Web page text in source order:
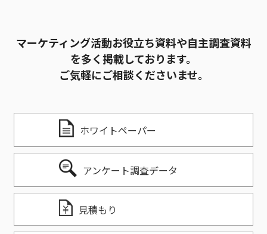
マーケティング活動お役立ち資料や自主調査資料
を多く掲載しております。
ご気軽にご相談くださいませ。
ホワイトペーパー
アンケート調査データ
見積もり